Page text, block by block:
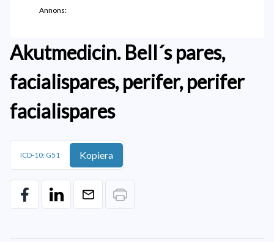
Annons:
Akutmedicin. Bell´s pares,
facialispares, perifer, perifer
facialispares
ICD-10: G51 Kopiera